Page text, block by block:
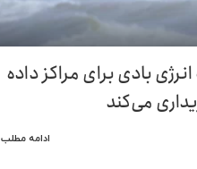
انرژی بادی برای مراکز داده
می‌کند
ادامه مطلب